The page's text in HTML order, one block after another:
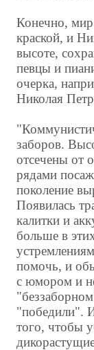
Конечно, мир
краской, и
высоте,
певцы и
очерка,
Николая
заборов.
отсечены от
рядами
поколение
Появилась
калитки и
больше в
помочь, и
с юмором и
"победили".
того, чтобы